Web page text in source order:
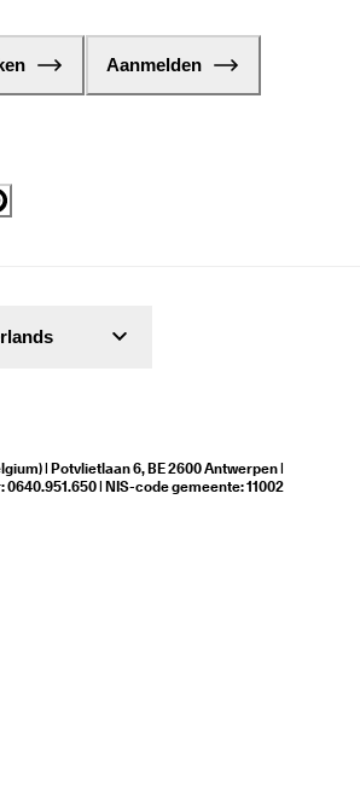
Aanmelden
| Potvlietlaan 6, BE 2600 Antwerpen |
| NIS-code gemeente: 11002